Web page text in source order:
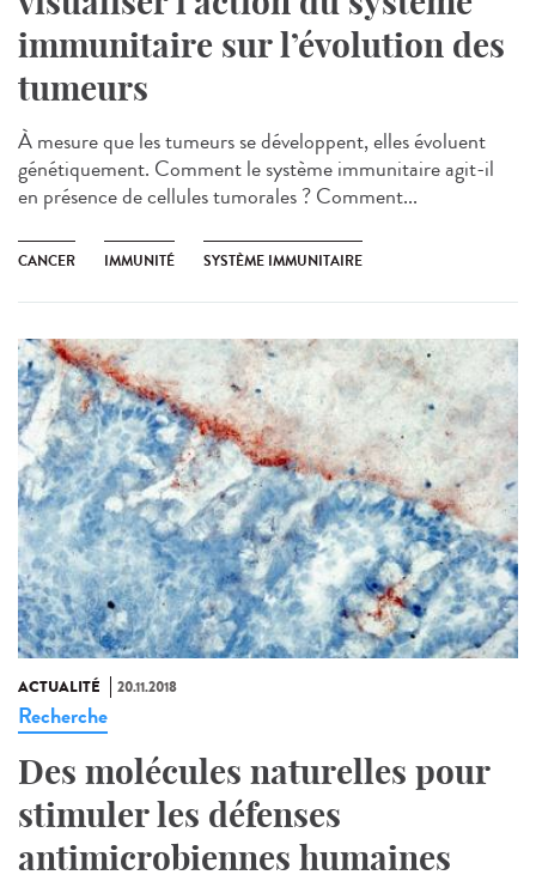
immunitaire sur l’évolution des
tumeurs
À mesure que les tumeurs se développent, elles évoluent
génétiquement. Comment le système immunitaire agit-il
en présence de cellules tumorales ? Comment...
CANCER IMMUNITÉ SYSTÈME IMMUNITAIRE
ACTUALITÉ 20.11.2018
Recherche
Des molécules naturelles pour
stimuler les défenses
antimicrobiennes humaines